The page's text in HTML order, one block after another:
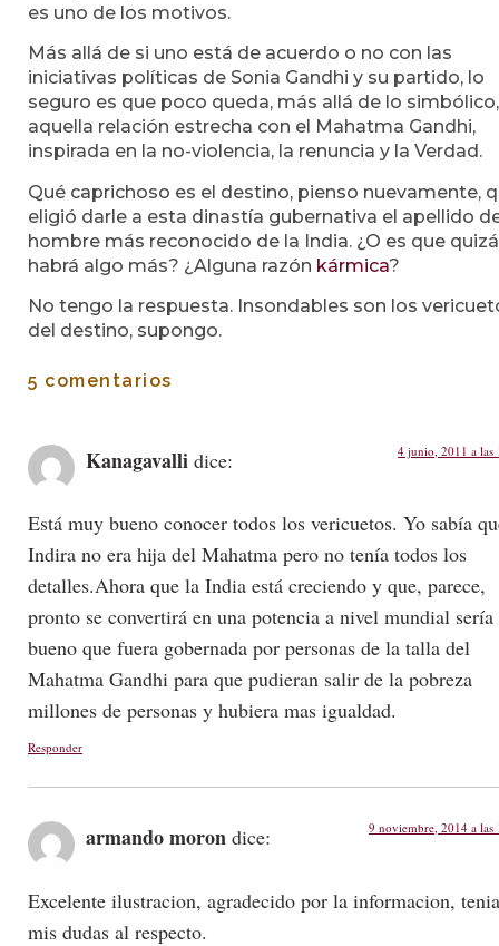
es uno de los motivos.
Más allá de si uno está de acuerdo o no con las
iniciativas políticas de Sonia Gandhi y su partido, lo
seguro es que poco queda, más allá de lo
aquella relación estrecha con el Mahatma Gandhi,
inspirada en la no-violencia, la renuncia y la Verdad.
Qué caprichoso es el destino, pienso nuevamente,
eligió darle a esta dinastía gubernativa el apellido
hombre más reconocido de la India. ¿O es que
habrá algo más? ¿Alguna razón kármica?
No tengo la respuesta. Insondables son los
del destino, supongo.
5 comentarios
Kanagavalli dice: 4 junio, 2011 a las
Está muy bueno conocer todos los vericuetos. Yo sabía
Indira no era hija del Mahatma pero no tenía todos los
detalles.Ahora que la India está creciendo y que, parece,
pronto se convertirá en una potencia a nivel mundial sería
bueno que fuera gobernada por personas de la talla del
Mahatma Gandhi para que pudieran salir de la pobreza
millones de personas y hubiera mas igualdad.
Responder
armando moron dice: 9 noviembre, 2014 a las
Excelente ilustracion, agradecido por la informacion, tenia
mis dudas al respecto.